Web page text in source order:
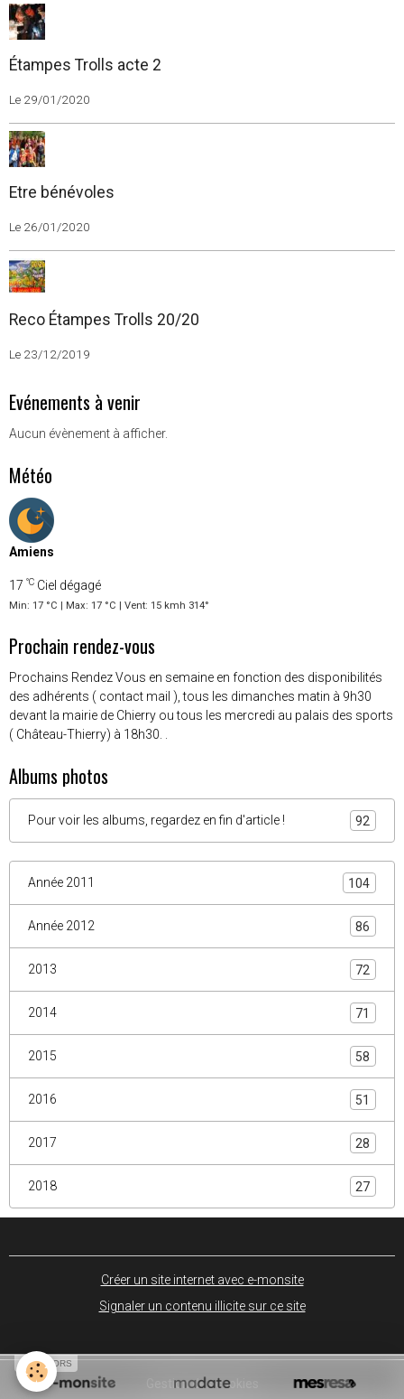
Étampes Trolls acte 2
Le 29/01/2020
Etre bénévoles
Le 26/01/2020
Reco Étampes Trolls 20/20
Le 23/12/2019
Evénements à venir
Aucun évènement à afficher.
Météo
Amiens
17 °C Ciel dégagé
Min: 17 °C | Max: 17 °C | Vent: 15 kmh 314°
Prochain rendez-vous
Prochains Rendez Vous en semaine en fonction des disponibilités
des adhérents ( contact mail ), tous les dimanches matin à 9h30
devant la mairie de Chierry ou tous les mercredi au palais des sports
( Château-Thierry) à 18h30. .
Albums photos
Pour voir les albums, regardez en fin d'article ! 92
Année 2011 104
Année 2012 86
2013 72
2014 71
2015 58
2016 51
2017 28
2018 27
Créer un site internet avec e-monsite
Signaler un contenu illicite sur ce site
Gestion des cookies
SPONSORS